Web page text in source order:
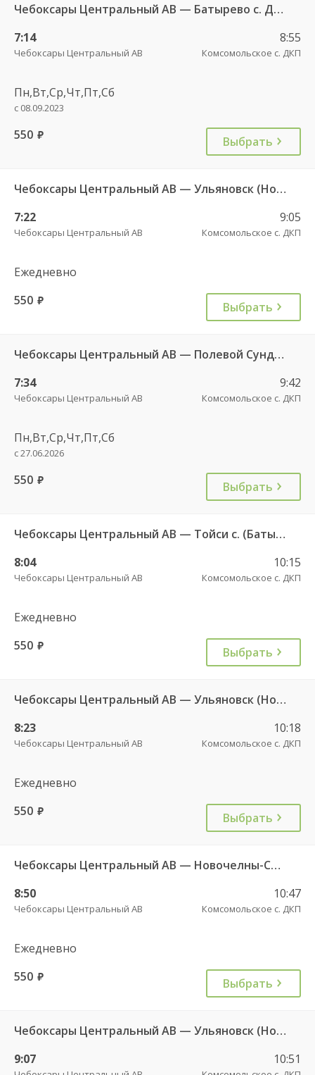
Чебоксары Центральный АВ — Батырево с. ДКП 543
7:14
Чебоксары Центральный АВ
8:55
Комсомольское с. ДКП
Пн,Вт,Ср,Чт,Пт,Сб
с 08.09.2023
550 руб. Выбрать
Чебоксары Центральный АВ — Ульяновск (Новый город) ч/з Батырево с. ДКП 5843
7:22
Чебоксары Центральный АВ
9:05
Комсомольское с. ДКП
Ежедневно
550 руб. Выбрать
Чебоксары Центральный АВ — Полевой Сундырь д. 633
7:34
Чебоксары Центральный АВ
9:42
Комсомольское с. ДКП
Пн,Вт,Ср,Чт,Пт,Сб
с 27.06.2026
550 руб. Выбрать
Чебоксары Центральный АВ — Тойси с. (Батырево) 526
8:04
Чебоксары Центральный АВ
10:15
Комсомольское с. ДКП
Ежедневно
550 руб. Выбрать
Чебоксары Центральный АВ — Ульяновск (Новый город) ч/з Батырево с. ДКП 5843
8:23
Чебоксары Центральный АВ
10:18
Комсомольское с. ДКП
Ежедневно
550 руб. Выбрать
Чебоксары Центральный АВ — Новочелны-Сюрбеево с. 544
8:50
Чебоксары Центральный АВ
10:47
Комсомольское с. ДКП
Ежедневно
550 руб. Выбрать
Чебоксары Центральный АВ — Ульяновск (Новый город) ч/з Батырево с. ДКП 5843.
9:07
10:51